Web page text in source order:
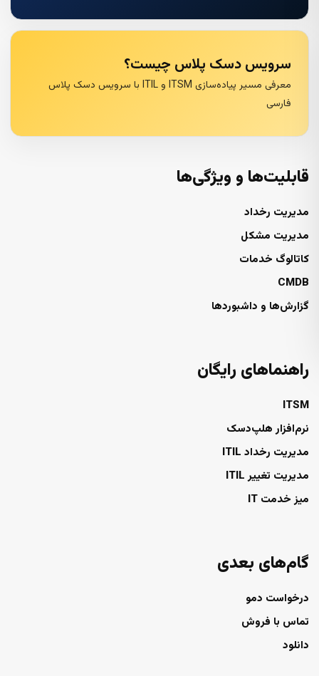
سرویس دسک پلاس چیست؟
معرفی مسیر پیاده‌سازی ITSM و ITIL با سرویس دسک پلاس
فارسی
قابلیت‌ها و ویژگی‌ها
مدیریت رخداد
مدیریت مشکل
کاتالوگ خدمات
CMDB
گزارش‌ها و داشبوردها
راهنماهای رایگان
ITSM
نرم‌افزار هلپ‌دسک
مدیریت رخداد ITIL
مدیریت تغییر ITIL
میز خدمت IT
گام‌های بعدی
درخواست دمو
تماس با فروش
دانلود